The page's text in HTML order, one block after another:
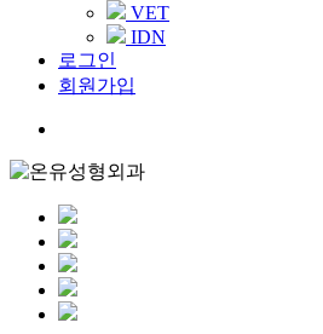
VET
IDN
로그인
회원가입